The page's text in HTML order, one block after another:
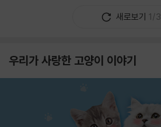
새로보기 1/3
우리가 사랑한 고양이 이야기